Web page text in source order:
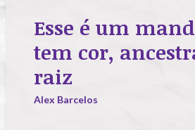
Esse é um
tem cor,
raiz
Alex Barcelos